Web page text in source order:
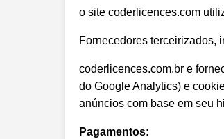
o site coderlicences.com
Fornecedores terceirizados,
coderlicences.com.br e
do Google Analytics) e
anúncios com base em seu
Pagamentos: